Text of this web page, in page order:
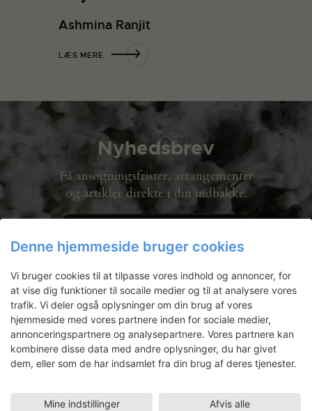
Ashmina Ranjit
LÆS MERE
Nyhedsbrev
Få ansøgningsfrister, arrangementer
og artikler direkte i din indbakke.
Denne hjemmeside bruger cookies
Vi bruger cookies til at tilpasse vores indhold og annoncer, for
at vise dig funktioner til socaile medier og til at analysere vores
trafik. Vi deler også oplysninger om din brug af vores
hjemmeside med vores partnere inden for sociale medier,
annonceringspartnere og analysepartnere. Vores partnere kan
kombinere disse data med andre oplysninger, du har givet
dem, eller som de har indsamlet fra din brug af deres tjenester.
Mine indstillinger Afvis alle